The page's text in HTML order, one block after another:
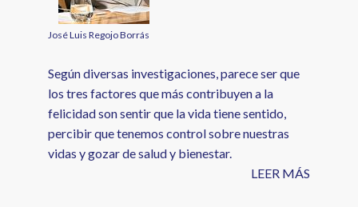
José Luis Regojo Borrás
Según diversas investigaciones, parece ser que
los tres factores que más contribuyen a la
felicidad son sentir que la vida tiene sentido,
percibir que tenemos control sobre nuestras
vidas y gozar de salud y bienestar.
LEER MÁS